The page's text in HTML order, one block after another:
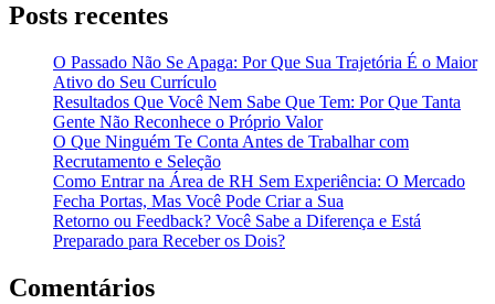
Posts recentes
O Passado Não Se Apaga: Por Que Sua Trajetória É o Maior
Ativo do Seu Currículo
Resultados Que Você Nem Sabe Que Tem: Por Que Tanta
Gente Não Reconhece o Próprio Valor
O Que Ninguém Te Conta Antes de Trabalhar com
Recrutamento e Seleção
Como Entrar na Área de RH Sem Experiência: O Mercado
Fecha Portas, Mas Você Pode Criar a Sua
Retorno ou Feedback? Você Sabe a Diferença e Está
Preparado para Receber os Dois?
Comentários